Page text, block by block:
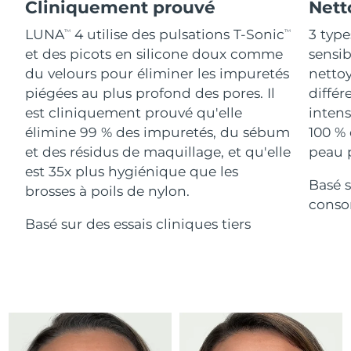
Cliniquement prouvé
LUNATM 4 utilise des pulsations T-SonicTM
et des picots en silicone doux comme
du velours pour éliminer les impuretés
piégées au plus profond des pores. Il
est cliniquement prouvé qu'elle
élimine 99 % des impuretés, du sébum
et des résidus de maquillage, et qu'elle
est 35x plus hygiénique que les
brosses à poils de nylon.
Basé sur des essais cliniques tiers
3
100
peau
Basé
For healthy hair
18% PAP
Acheter tout
FOREO APP
À PROPROS
Israël
Italie Livraison estimée10/08/2026
Japon Livraison estimée 13/08/2026
Jersey Livraison estimée15/08/2026
Kazakhstan Livraison estimée
10/08/2026
Lituanie Livraison estimée10/08/2026